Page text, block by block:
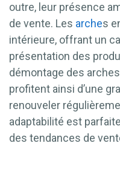
outre, leur présence
de vente. Les arches
intérieure, offrant un
présentation des
démontage des
profitent ainsi d’une
renouveler
adaptabilité est
des tendances de